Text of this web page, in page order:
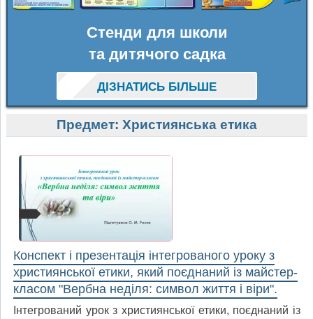
Стенди для школи
та дитячого садка
ДІЗНАТИСЬ БІЛЬШЕ
Предмет: Християнська етика
Конспект і презентація інтегрованого уроку з
християнської етики, який поєднаний із майстер-
класом "Вербна неділя: символ життя і віри".
Інтегрований урок з християнської етики, поєднаний із